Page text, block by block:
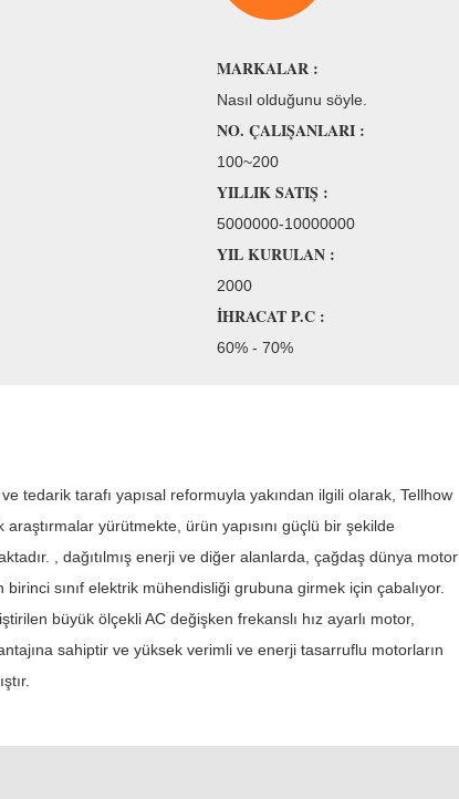
MARKALAR :
Nasıl olduğunu söyle.
NO. ÇALIŞANLARI :
100~200
YILLIK SATIŞ :
5000000-10000000
YIL KURULAN :
2000
İHRACAT P.C :
60% - 70%
tedarik tarafı yapısal reformuyla yakından ilgili olarak, Tellhow
yürütmekte, ürün yapısını güçlü bir şekilde
, dağıtılmış enerji ve diğer alanlarda, çağdaş dünya motor
sınıf elektrik mühendisliği grubuna girmek için çabalıyor.
büyük ölçekli AC değişken frekanslı hız ayarlı motor,
sahiptir ve yüksek verimli ve enerji tasarruflu motorların